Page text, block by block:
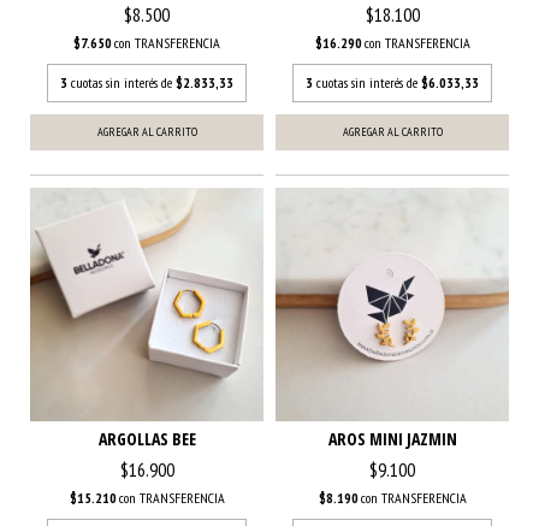
$8.500
$7.650con TRANSFERENCIA
3 cuotas sin interés de $2.833,33
AGREGAR AL CARRITO
$18.100
$16.290con TRANSFERENCIA
3 cuotas sin interés de $6.033,33
AGREGAR AL CARRITO
ARGOLLAS BEE
$16.900
$15.210con TRANSFERENCIA
AROS MINI JAZMIN
$9.100
$8.190con TRANSFERENCIA